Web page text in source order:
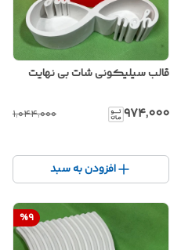
قالب سیلیکونی شات بی نهایت
۹۷۴٬۰۰۰ ۱٬۰۴۴٬۰۰۰
افزودن به سبد
%9